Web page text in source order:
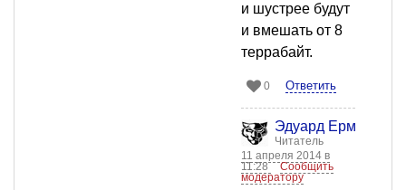
и шустрее будут
и вмешать от 8
террабайт.
0 Ответить
Эдуард Ермоленко
Читатель
11 апреля 2014 в
11:28
Сообщить
модератору